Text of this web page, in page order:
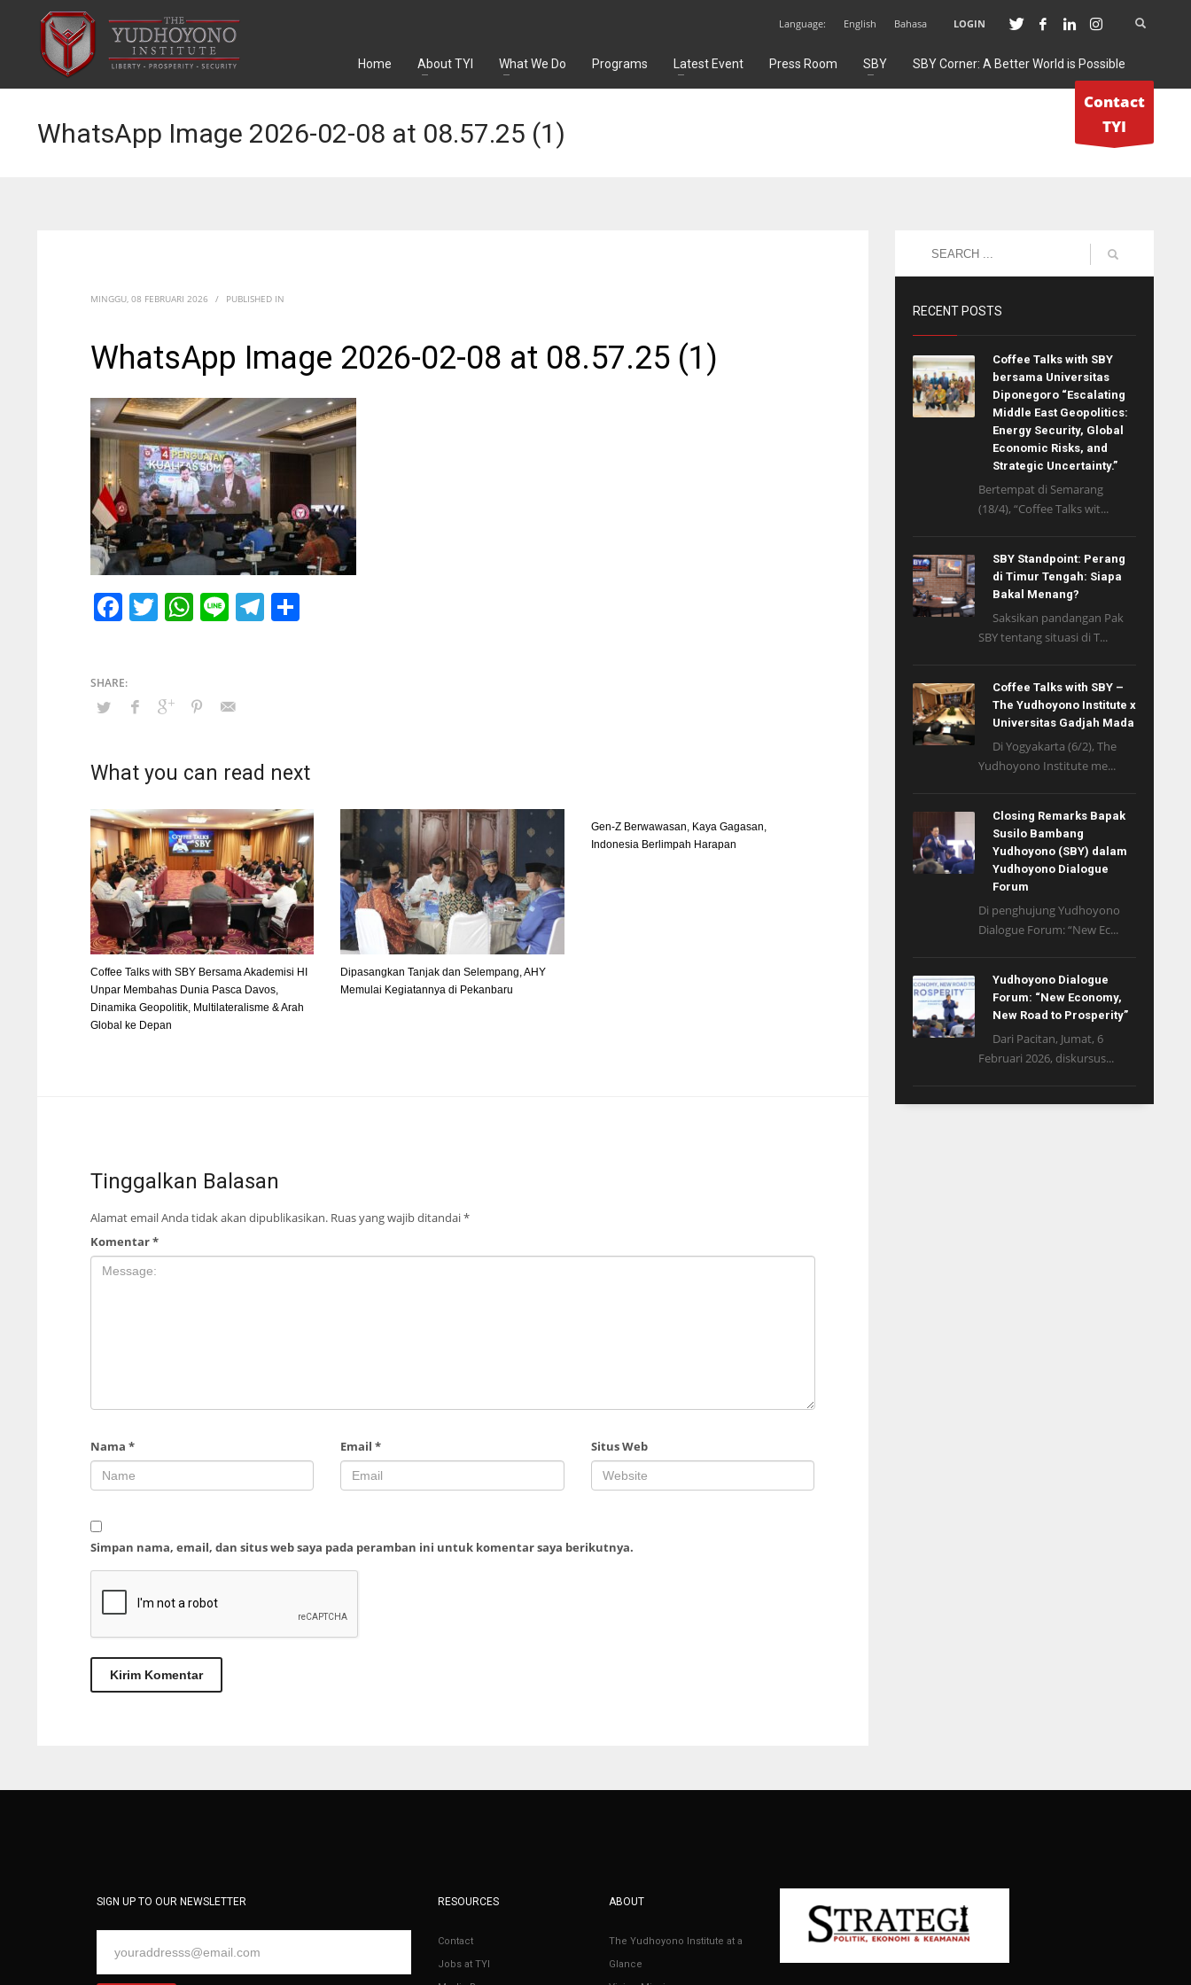
Language: English Bahasa LOGIN
Home About TYI What We Do Programs Latest Event Press Room SBY SBY Corner: A Better World is Possible
Contact
TYI
WhatsApp Image 2026-02-08 at 08.57.25 (1)
MINGGU, 08 FEBRUARI 2026 / PUBLISHED IN
WhatsApp Image 2026-02-08 at 08.57.25 (1)
Facebook
Twitter
WhatsApp
LineTelegram
What you can read next
Coffee Talks with SBY Bersama Akademisi HI
Unpar Membahas Dunia Pasca Davos,
Dinamika Geopolitik, Multilateralisme & Arah
Global ke Depan
Dipasangkan Tanjak dan Selempang, AHY
Memulai Kegiatannya di Pekanbaru
Gen-Z Berwawasan, Kaya Gagasan,
Indonesia Berlimpah Harapan
Tinggalkan Balasan
Alamat email Anda tidak akan dipublikasikan. Ruas yang wajib ditandai*
Komentar*
Nama * Email* Situs Web
Simpan nama, email, dan situs web saya pada peramban ini untuk komentar saya berikutnya.
RECENT POSTS
Coffee Talks with SBY
bersama Universitas
Diponegoro “Escalating
Middle East Geopolitics:
Energy Security, Global
Economic Risks, and
Strategic Uncertainty.”
Bertempat di Semarang
(18/4), “Coffee Talks wit...
SBY Standpoint: Perang
di Timur Tengah: Siapa
Bakal Menang?
Saksikan pandangan Pak
SBY tentang situasi di T...
Coffee Talks with SBY –
The Yudhoyono Institute x
Universitas Gadjah Mada
Di Yogyakarta (6/2), The
Yudhoyono Institute me...
Closing Remarks Bapak
Susilo Bambang
Yudhoyono (SBY) dalam
Yudhoyono Dialogue
Forum
Di penghujung Yudhoyono
Dialogue Forum: “New Ec...
Yudhoyono Dialogue
Forum: “New Economy,
New Road to Prosperity”
Dari Pacitan, Jumat, 6
Februari 2026, diskursus...
SIGN UP TO OUR NEWSLETTER RESOURCES
Contact
Jobs at TYI
ABOUT
The Yudhoyono Institute at a
Glance